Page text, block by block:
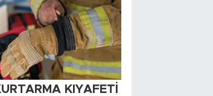
KIYAFETİ